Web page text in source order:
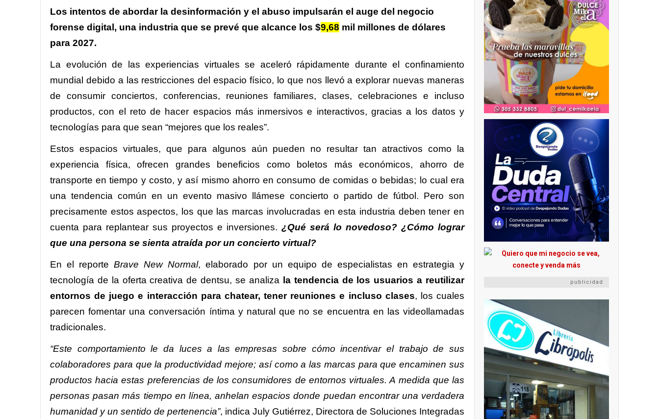
Los intentos de abordar la desinformación y el abuso impulsarán el auge del negocio
forense digital, una industria que se prevé que alcance los $9,68 mil millones de dólares
para 2027.
La evolución de las experiencias virtuales se aceleró rápidamente durante el confinamiento
mundial debido a las restricciones del espacio físico, lo que nos llevó a explorar nuevas maneras
de consumir conciertos, conferencias, reuniones familiares, clases, celebraciones e incluso
productos, con el reto de hacer espacios más inmersivos e interactivos, gracias a los datos y
tecnologías para que sean “mejores que los reales”.
Estos espacios virtuales, que para algunos aún pueden no resultar tan atractivos como la
experiencia física, ofrecen grandes beneficios como boletos más económicos, ahorro de
transporte en tiempo y costo, y así mismo ahorro en consumo de comidas o bebidas; lo cual era
una tendencia común en un evento masivo llámese concierto o partido de fútbol. Pero son
precisamente estos aspectos, los que las marcas involucradas en esta industria deben tener en
cuenta para replantear sus proyectos e inversiones. ¿Qué será lo novedoso? ¿Cómo lograr
que una persona se sienta atraída por un concierto virtual?
En el reporteBrave New Normal, elaborado por un equipo de especialistas en estrategia y
tecnología de la oferta creativa de dentsu, se analiza la tendencia de los usuarios a reutilizar
entornos de juego e interacción para chatear, tener reuniones e incluso clases, los cuales
parecen fomentar una conversación íntima y natural que no se encuentra en las videollamadas
tradicionales.
“Este comportamiento le da luces a las empresas sobre cómo incentivar el trabajo de sus
colaboradores para que la productividad mejore; así como a las marcas para que encaminen sus
productos hacia estas preferencias de los consumidores de entornos virtuales. A medida que las
personas pasan más tiempo en línea, anhelan espacios donde puedan encontrar una verdadera
humanidad y un sentido de pertenencia”, indica July Gutiérrez, Directora de Soluciones Integradas
publicidad